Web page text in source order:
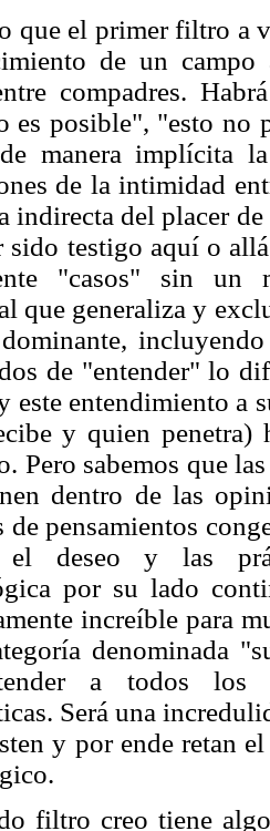
que el primer filtro a
de un
compadres.
es posible", "esto no
manera implícita
de la intimidad
indirecta del placer
sido testigo aquí o
"casos" sin un
que generaliza y
de "entender" lo
este entendimiento a
y quien penetra)
Pero sabemos que
dentro de las
de pensamientos
el deseo y las
por su lado
increíble para
denominada
a todos los
Será una
y por ende retan
filtro creo tiene